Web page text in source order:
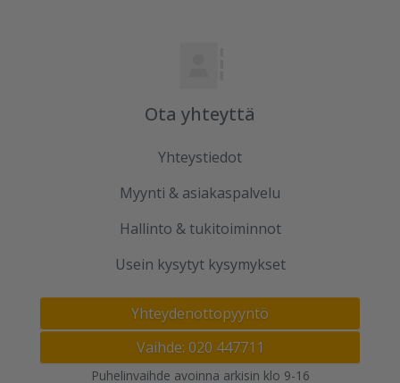
Ota yhteyttä
Yhteystiedot
Myynti & asiakaspalvelu
Hallinto & tukitoiminnot
Usein kysytyt kysymykset
Yhteydenottopyyntö
Vaihde: 020 447711
Puhelinvaihde avoinna arkisin klo 9-16